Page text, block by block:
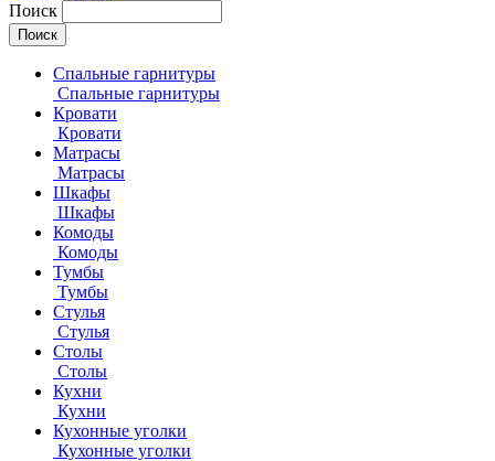
Поиск
Спальные гарнитуры
Спальные гарнитуры
Кровати
Кровати
Матрасы
Матрасы
Шкафы
Шкафы
Комоды
Комоды
Тумбы
Тумбы
Стулья
Стулья
Столы
Столы
Кухни
Кухни
Кухонные уголки
Кухонные уголки